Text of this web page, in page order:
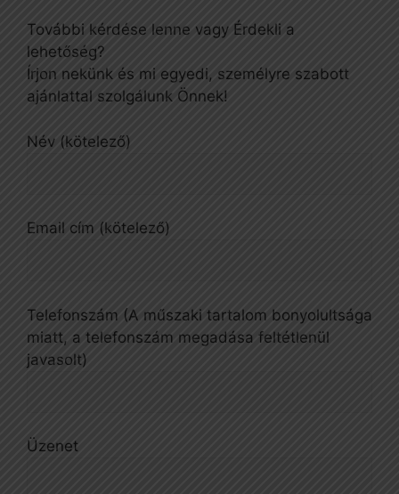
További kérdése lenne vagy Érdekli a
lehetőség?
Írjon nekünk és mi egyedi, személyre szabott
ajánlattal szolgálunk Önnek!
Név (kötelező)
Email cím (kötelező)
Telefonszám (A műszaki tartalom bonyolultsága
miatt, a telefonszám megadása feltétlenül
javasolt)
Üzenet